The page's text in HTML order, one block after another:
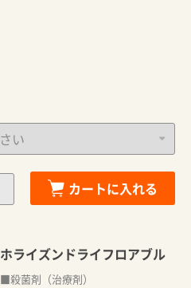
カートに入れる
ホライズンドライフロアブル
■殺菌剤（治療剤）